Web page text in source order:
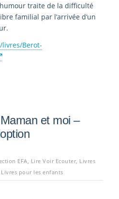
traite de la difficulté
familial par l’arrivée d’un
Berot-
et moi –
EFA Lire Voir Ecouter, Livres
Livres pour les enfants